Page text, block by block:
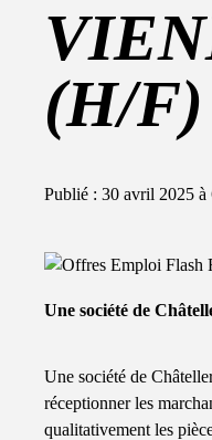
(H/F)
Publié : 30 avril 2025
Une société de
Une société de
réceptionner les
qualitativement les